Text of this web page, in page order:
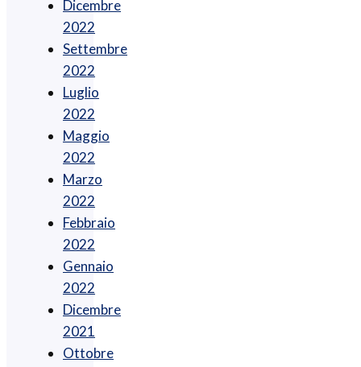
Dicembre
2022
Settembre
2022
Luglio
2022
Maggio
2022
Marzo
2022
Febbraio
2022
Gennaio
2022
Dicembre
2021
Ottobre